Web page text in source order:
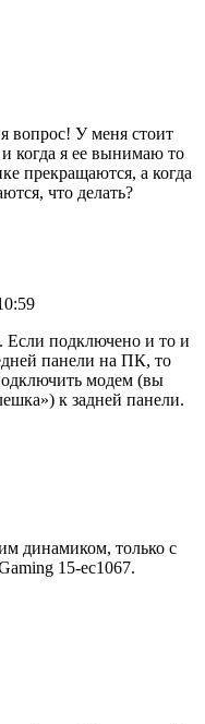
вопрос! У меня стоит
когда я ее вынимаю то
прекращаются, а когда
что делать?
Если подключено и то и
панели на ПК, то
модем (вы
к задней панели.
динамиком, только с
15-ec1067.